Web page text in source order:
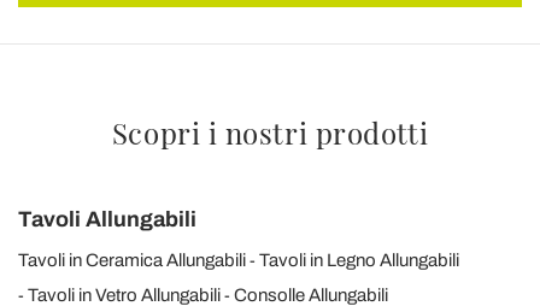
Scopri i nostri prodotti
Tavoli Allungabili
Tavoli in Ceramica Allungabili
Tavoli in Legno Allungabili
Tavoli in Vetro Allungabili
Consolle Allungabili